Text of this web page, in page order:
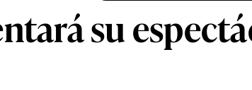
su